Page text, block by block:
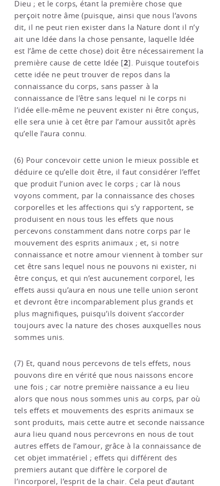
Dieu ; et le corps, étant la première chose que
perçoit notre âme (puisque, ainsi que nous l’avons
dit, il ne peut rien exister dans la Nature dont il n’y
ait une Idée dans la chose pensante, laquelle Idée
est l’âme de cette chose) doit être nécessairement la
première cause de cette Idée [2]. Puisque toutefois
cette idée ne peut trouver de repos dans la
connaissance du corps, sans passer à la
connaissance de l’être sans lequel ni le corps ni
l’idée elle-même ne peuvent exister ni être conçus,
elle sera unie à cet être par l’amour aussitôt après
qu’elle l’aura connu.
(6) Pour concevoir cette union le mieux possible et
déduire ce qu’elle doit être, il faut considérer l’effet
que produit l’union avec le corps ; car là nous
voyons comment, par la connaissance des choses
corporelles et les affections qui s’y rapportent, se
produisent en nous tous les effets que nous
percevons constamment dans notre corps par le
mouvement des esprits animaux ; et, si notre
connaissance et notre amour viennent à tomber sur
cet être sans lequel nous ne pouvons ni exister, ni
être conçus, et qui n’est aucunement corporel, les
effets aussi qu’aura en nous une telle union seront
et devront être incomparablement plus grands et
plus magnifiques, puisqu’ils doivent s’accorder
toujours avec la nature des choses auxquelles nous
sommes unis.
(7) Et, quand nous percevons de tels effets, nous
pouvons dire en vérité que nous naissons encore
une fois ; car notre première naissance a eu lieu
alors que nous nous sommes unis au corps, par où
tels effets et mouvements des esprits animaux se
sont produits, mais cette autre et seconde naissance
aura lieu quand nous percevrons en nous de tout
autres effets de l’amour, grâce à la connaissance de
cet objet immatériel ; effets qui différent des
premiers autant que diffère le corporel de
l’incorporel, l’esprit de la chair. Cela peut d’autant